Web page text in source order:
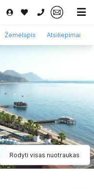
0 700 11007
Egzotinės
kelionės
Rodyti visas nuotraukas
Žemėlapis Atsiliepimai